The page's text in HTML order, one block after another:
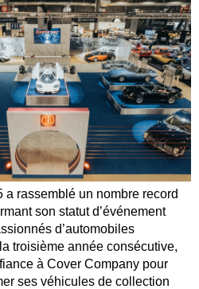
a rassemblé un nombre record
son statut d’événement
d’automobiles
troisième année consécutive,
à Cover Company pour
ses véhicules de collection